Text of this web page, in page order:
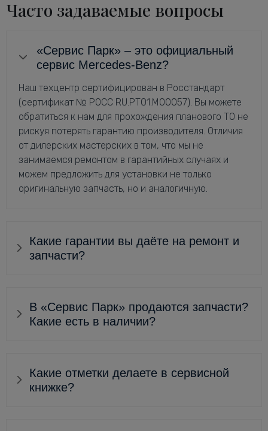
Часто задаваемые вопросы
«Сервис Парк» – это официальный
сервис Mercedes-Benz?
Наш техцентр сертифицирован в Росстандарт
(сертификат № РОСС RU.РТ01.М00057). Вы можете
обратиться к нам для прохождения планового ТО не
рискуя потерять гарантию производителя. Отличия
от дилерских мастерских в том, что мы не
занимаемся ремонтом в гарантийных случаях и
можем предложить для установки не только
оригинальную запчасть, но и аналогичную.
Какие гарантии вы даёте на ремонт и
запчасти?
В «Сервис Парк» продаются запчасти?
Какие есть в наличии?
Какие отметки делаете в сервисной
книжке?